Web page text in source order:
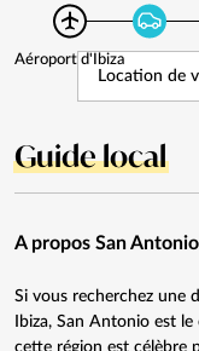
Aéroport d'Ibiza
Location de
Guide local
A propos San
Si vous recherchez une
Ibiza, San Antonio est
cette région est célèbre